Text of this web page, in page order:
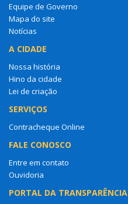
Equipe de Governo
Mapa do site
Notícias
A CIDADE
Nossa história
Hino da cidade
Lei de criação
SERVIÇOS
Contracheque Online
FALE CONOSCO
Entre em contato
Ouvidoria
PORTAL DA TRANSPARÊNCIA